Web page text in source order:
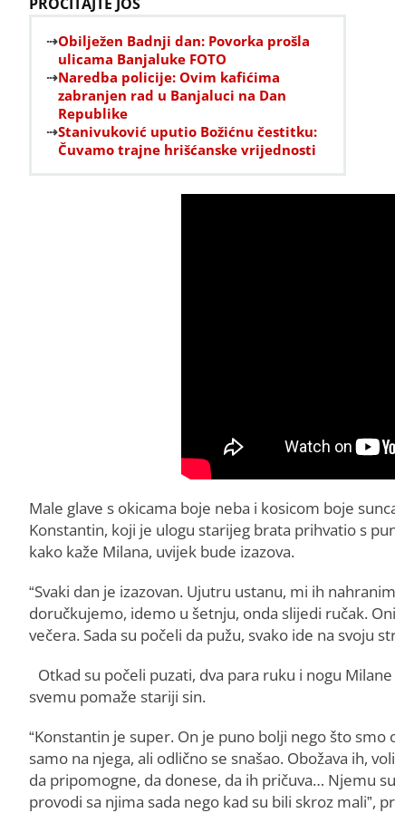
Obilježen Badnji dan: Povorka prošla
ulicama Banjaluke FOTO
Naredba policije: Ovim kafićima
zabranjen rad u Banjaluci na Dan
Republike
Stanivuković uputio Božićnu čestitku:
Čuvamo trajne hrišćanske vrijednosti
Male glave s okicama boje neba i kosicom boje
Konstantin, koji je ulogu starijeg brata prihvatio s
kako kaže Milana, uvijek bude izazova.
“Svaki dan je izazovan. Ujutru ustanu, mi ih
doručkujemo, idemo u šetnju, onda slijedi ručak.
večera. Sada su počeli da pužu, svako ide na svoju
Otkad su počeli puzati, dva para ruku i nogu
svemu pomaže stariji sin.
“Konstantin je super. On je puno bolji nego što
samo na njega, ali odlično se snašao. Obožava ih,
da pripomogne, da donese, da ih pričuva… Njemu
provodi sa njima sada nego kad su bili skroz mali”,